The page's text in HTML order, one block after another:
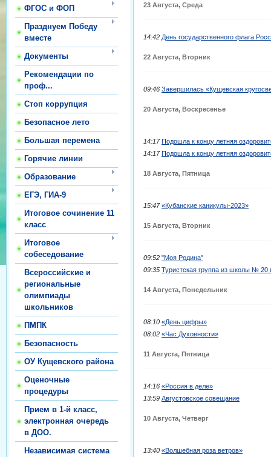
ФГОС и ФОП
Празднуем Победу
вместе
Документы
Рекомендации по
проф...
Стоп коррупция
Безопасное лето
Большая перемена
Горячие линии
Образование
ЕГЭ, ГИА-9
Итоговое сочинение 11
класс
Итоговое
собеседование
Всероссийские и
региональные
олимпиады
школьников
ПМПК
Безопасность
ОУ Кущевского района
Оценочные
процедуры
Прием в 1-й класс,
электронная очередь
в ДОО.
Независимая система
23 Августа, Среда
14:42 День государственного флага
22 Августа, Вторник
09:46 Завершилась «Кущевская
20 Августа, Воскресенье
14:17 Подошла к концу летняя
14:17 Подошла к концу летняя
18 Августа, Пятница
15:47 «Кубанские каникулы-2023»
15 Августа, Вторник
09:52 "Моя Родина"
09:35 Туристская группа из школы № 20
14 Августа, Понедельник
08:10 «День цифры»
08:02 «Час Духовности»
11 Августа, Пятница
14:16 «Россия в деле»
13:59 Августовское совещание
10 Августа, Четверг
13:40 «Волшебная роза ветров»